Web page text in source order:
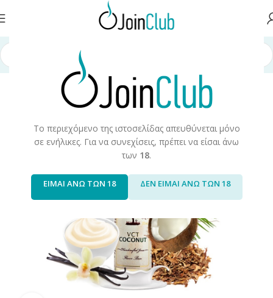
Το περιεχόμενο της ιστοσελίδας απευθύνεται μόνο
σε ενήλικες. Για να συνεχίσεις, πρέπει να είσαι άνω
των 18.
ΕΙΜΑΙ ΑΝΩ ΤΩΝ 18 ΔΕΝ ΕΙΜΑΙ ΑΝΩ ΤΩΝ 18
σελίδα Υγρά Αναπλήρωσης